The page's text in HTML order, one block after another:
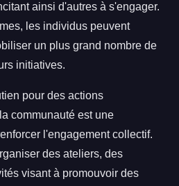
ainsi d'autres à s'engager.
les individus peuvent
un plus grand nombre de
initiatives.
pour des actions
communauté est une
l'engagement collectif.
des ateliers, des
visant à promouvoir des